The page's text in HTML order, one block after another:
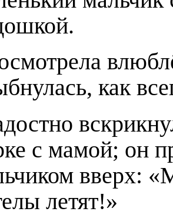
как
с мамой; он
вверх:
летят!»